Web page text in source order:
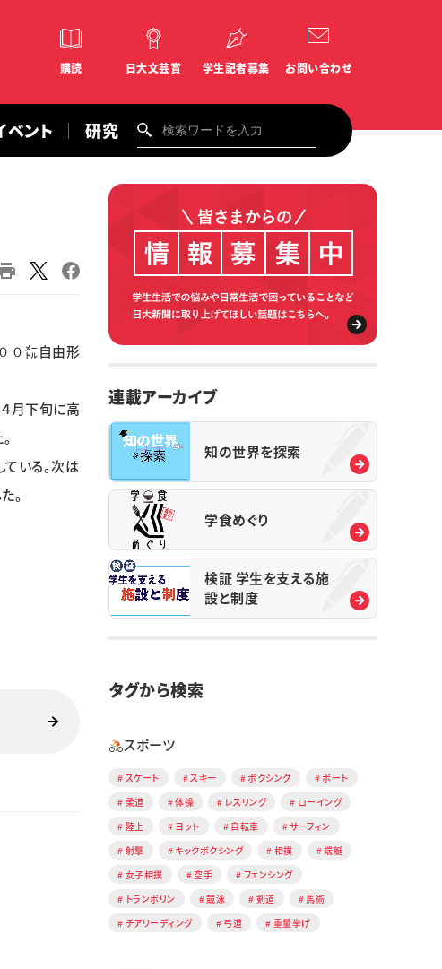
購読 日大文芸賞 学生記者募集 お問い合わせ
ベント 研究
０㍍自由形
月下旬に高
いる。次は
。
連載アーカイブ
知の世界を探索
学食めぐり
検証 学生を支える施
設と制度
タグから検索
スポーツ
スケート スキー ボクシング
ボート
柔道
体操 レスリング
ローイング
陸上
ヨット 自転車
サーフィン
射撃
キックボクシング 相撲
端艇
女子相撲
空手
フェンシング
トランポリン
競泳 剣道
馬術
チアリーディング
弓道 重量挙げ